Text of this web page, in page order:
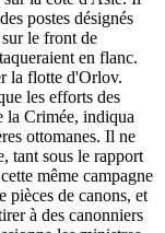
postes désignés
le front de
en flanc.
la flotte d'Orlov.
les efforts des
la Crimée, indiqua
ottomanes. Il ne
tant sous le rapport
même campagne
pièces de canons, et
à des canonniers